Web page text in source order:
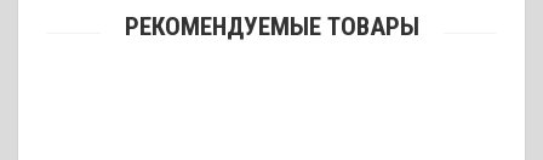
РЕКОМЕНДУЕМЫЕ ТОВАРЫ